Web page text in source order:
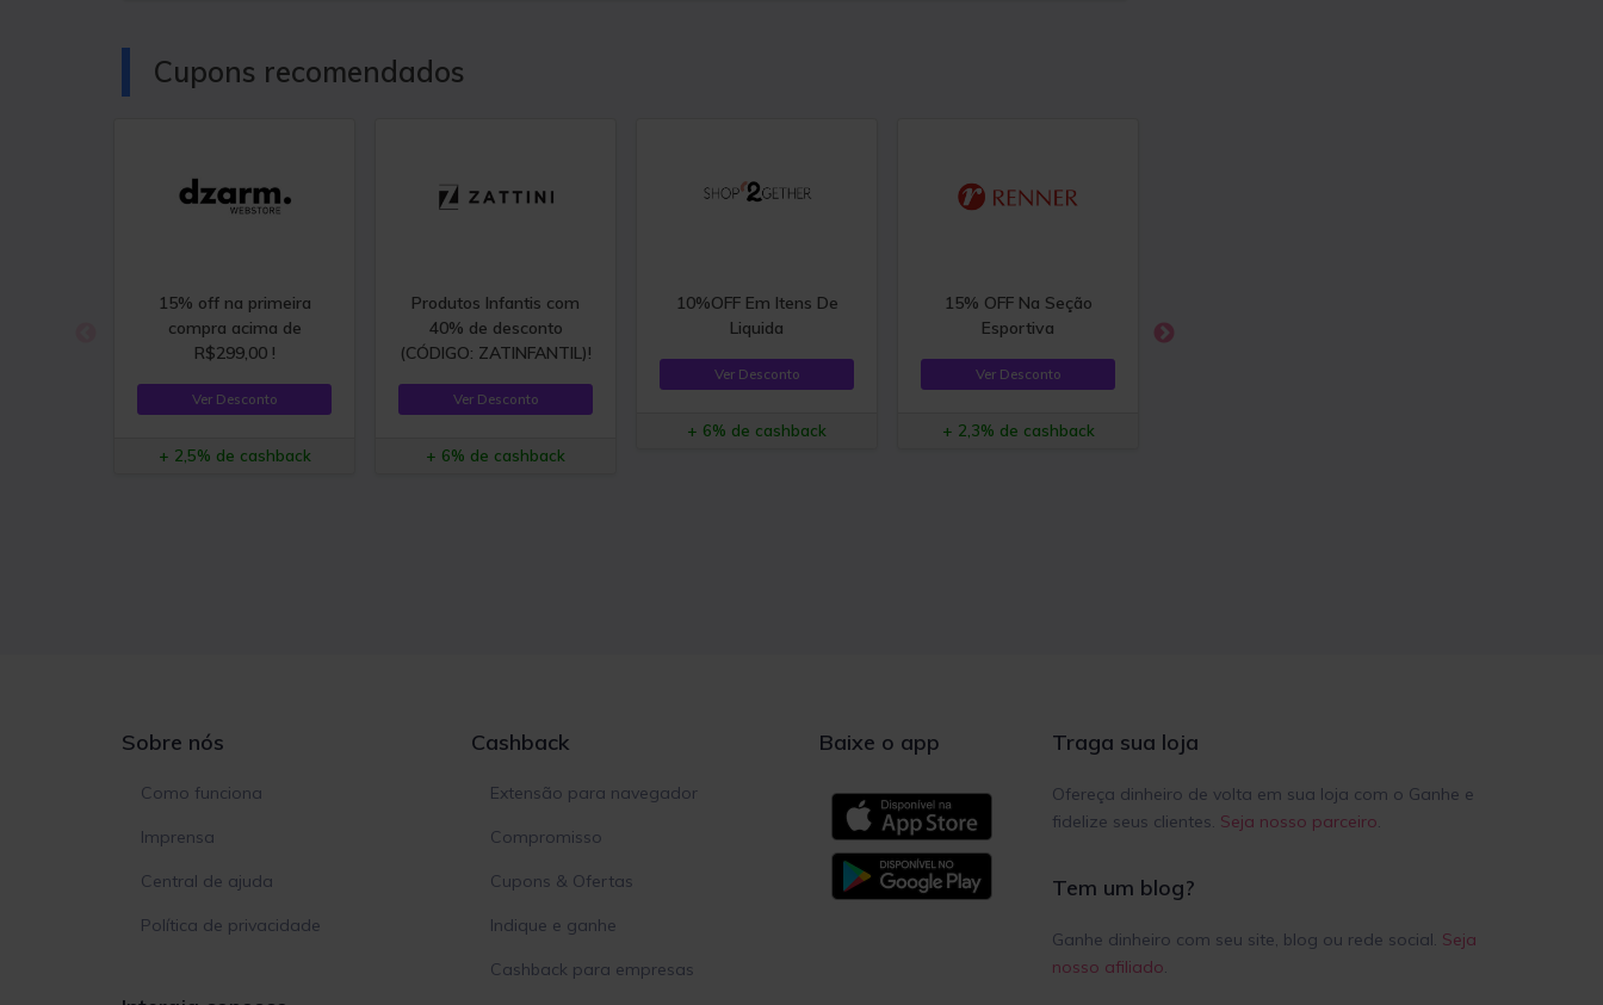
Cupons recomendados
15% off na primeira
compra acima de
R$299,00 !
Ver Desconto
+ 2,5% de cashback
Produtos Infantis com
40% de desconto
(CÓDIGO: ZATINFANTIL)!
Ver Desconto
+ 6% de cashback
10%OFF Em Itens De
Liquida
Ver Desconto
+ 6% de cashback
15% OFF Na Seção
Esportiva
Ver Desconto
+ 2,3% de cashback
Sobre nós
Como funciona
Imprensa
Central de ajuda
Política de privacidade
Cashback
Extensão para navegador
Compromisso
Cupons & Ofertas
Indique e ganhe
Cashback para empresas
Baixe o app Traga sua loja
Ofereça dinheiro de volta em sua loja com o Ganhe e
fidelize seus clientes. Seja nosso parceiro.
Tem um blog?
Ganhe dinheiro com seu site, blog ou rede social. Seja
nosso afiliado.